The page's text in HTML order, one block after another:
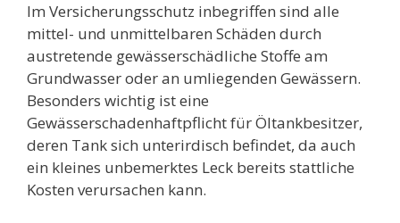
Im Versicherungsschutz inbegriffen sind alle
mittel- und unmittelbaren Schäden durch
austretende gewässerschädliche Stoffe am
Grundwasser oder an umliegenden Gewässern.
Besonders wichtig ist eine
Gewässerschadenhaftpflicht für Öltankbesitzer,
deren Tank sich unterirdisch befindet, da auch
ein kleines unbemerktes Leck bereits stattliche
Kosten verursachen kann.